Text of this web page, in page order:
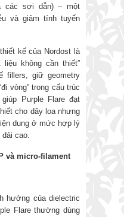
các sợi dẫn) – một
và giảm tính tuyến
kế của Nordost là
không cần thiết”
fillers, giữ geometry
vòng” trong cấu trúc
Purple Flare đạt
cho dây loa nhưng
dung ở mức hợp lý
cao.
và micro-filament
hưởng của dielectric
Flare thường dùng